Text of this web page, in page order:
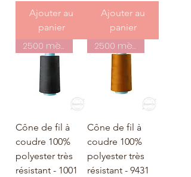
Ajouter au
panier
Ajouter au
panier
2500 mètres
Cône de fil à
coudre 100%
polyester très
résistant - 1001
2500 mètres
Cône de fil à
coudre 100%
polyester très
résistant - 9431